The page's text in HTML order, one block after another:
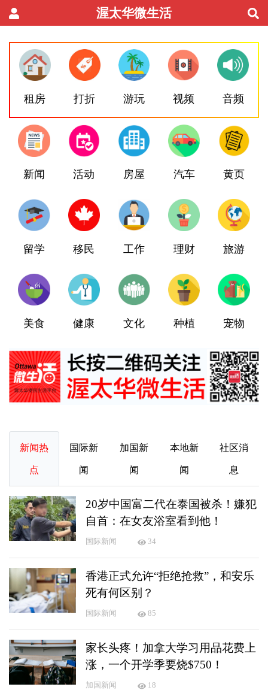
渥太华微生活
租房 打折 游玩 视频 音频
新闻 活动 房屋 汽车 黄页
留学 移民 工作 理财 旅游
美食 健康 文化 种植 宠物
新闻热
点
国际新
闻
加国新
闻
本地新
闻
社区消
息
20岁中国富二代在泰国被杀！嫌犯
自首：在女友浴室看到他！
国际新闻 34
香港正式允许“拒绝抢救”，和安乐
死有何区别？
国际新闻 85
家长头疼！加拿大学习用品花费上
涨，一个开学季要烧$750！
加国新闻 18